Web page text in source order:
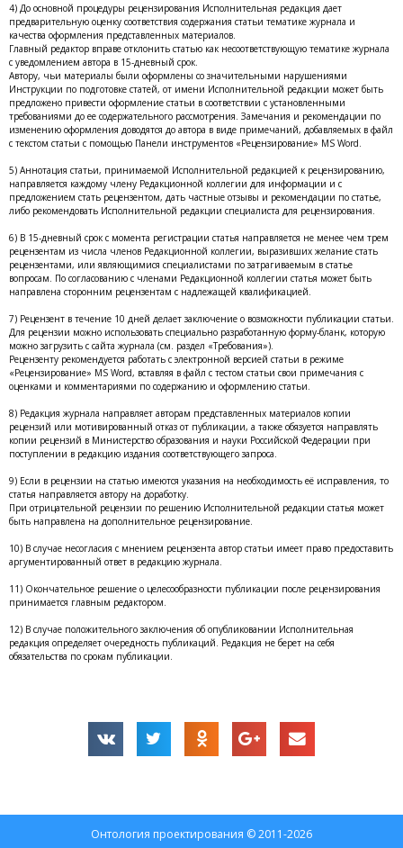
4) До основной процедуры рецензирования Исполнительная редакция дает
предварительную оценку соответствия содержания статьи тематике журнала и
качества оформления представленных материалов.
Главный редактор вправе отклонить статью как несоответствующую тематике журнала
с уведомлением автора в 15-дневный срок.
Автору, чьи материалы были оформлены со значительными нарушениями
Инструкции по подготовке статей, от имени Исполнительной редакции может быть
предложено привести оформление статьи в соответствии с установленными
требованиями до ее содержательного рассмотрения. Замечания и рекомендации по
изменению оформления доводятся до автора в виде примечаний, добавляемых в файл
с текстом статьи с помощью Панели инструментов «Рецензирование» MS Word.
5) Аннотация статьи, принимаемой Исполнительной редакцией к рецензированию,
направляется каждому члену Редакционной коллегии для информации и с
предложением стать рецензентом, дать частные отзывы и рекомендации по статье,
либо рекомендовать Исполнительной редакции специалиста для рецензирования.
6) В 15-дневный срок с момента регистрации статья направляется не менее чем трем
рецензентам из числа членов Редакционной коллегии, выразивших желание стать
рецензентами, или являющимися специалистами по затрагиваемым в статье
вопросам. По согласованию с членами Редакционной коллегии статья может быть
направлена сторонним рецензентам с надлежащей квалификацией.
7) Рецензент в течение 10 дней делает заключение о возможности публикации статьи.
Для рецензии можно использовать специально разработанную форму-бланк, которую
можно загрузить с сайта журнала (см. раздел «Требования»).
Рецензенту рекомендуется работать с электронной версией статьи в режиме
«Рецензирование» MS Word, вставляя в файл с тестом статьи свои примечания с
оценками и комментариями по содержанию и оформлению статьи.
8) Редакция журнала направляет авторам представленных материалов копии
рецензий или мотивированный отказ от публикации, а также обязуется направлять
копии рецензий в Министерство образования и науки Российской Федерации при
поступлении в редакцию издания соответствующего запроса.
9) Если в рецензии на статью имеются указания на необходимость её исправления, то
статья направляется автору на доработку.
При отрицательной рецензии по решению Исполнительной редакции статья может
быть направлена на дополнительное рецензирование.
10) В случае несогласия с мнением рецензента автор статьи имеет право предоставить
аргументированный ответ в редакцию журнала.
11) Окончательное решение о целесообразности публикации после рецензирования
принимается главным редактором.
12) В случае положительного заключения об опубликовании Исполнительная
редакция определяет очередность публикаций. Редакция не берет на себя
обязательства по срокам публикации.
Онтология проектирования © 2011-2026